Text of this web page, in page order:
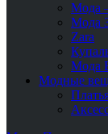
Мода
Мода
Zara
Мода
Модные